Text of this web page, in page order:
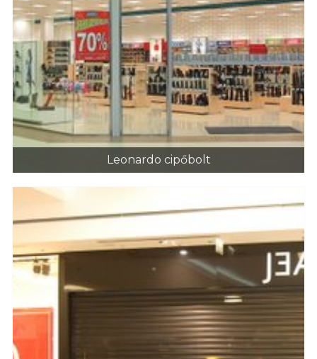
Leonardo cipőbolt